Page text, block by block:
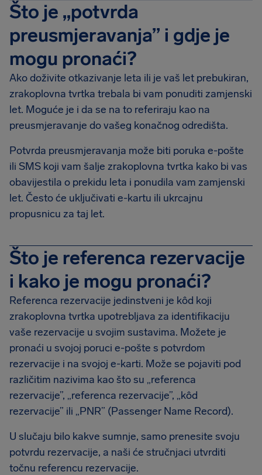
Što je „potvrda
preusmjeravanja” i gdje je
mogu pronaći?
Ako doživite otkazivanje leta ili je vaš let prebukiran,
zrakoplovna tvrtka trebala bi vam ponuditi zamjenski
let. Moguće je i da se na to referiraju kao na
preusmjeravanje do vašeg konačnog odredišta.
Potvrda preusmjeravanja može biti poruka e-pošte
ili SMS koji vam šalje zrakoplovna tvrtka kako bi vas
obavijestila o prekidu leta i ponudila vam zamjenski
let. Često će uključivati e-kartu ili ukrcajnu
propusnicu za taj let.
Što je referenca rezervacije
i kako je mogu pronaći?
Referenca rezervacije jedinstveni je kôd koji
zrakoplovna tvrtka upotrebljava za identifikaciju
vaše rezervacije u svojim sustavima. Možete je
pronaći u svojoj poruci e-pošte s potvrdom
rezervacije i na svojoj e-karti. Može se pojaviti pod
različitim nazivima kao što su „referenca
rezervacije”, „referenca rezervacije”, „kôd
rezervacije” ili „PNR” (Passenger Name Record).
U slučaju bilo kakve sumnje, samo prenesite svoju
potvrdu rezervacije, a naši će stručnjaci utvrditi
točnu referencu rezervacije.